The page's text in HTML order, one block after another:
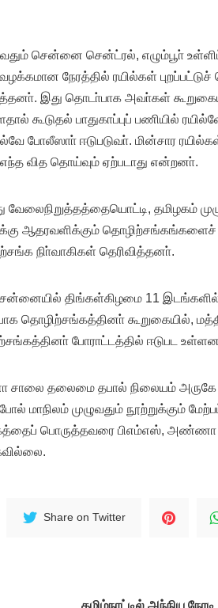
சென்னை சென்ட்ரல், எழும்பூா்
நேரத்தில் ரயில்கள்
இது தொடா்பாக அவா்கள்
கூடுதல் பாதுகாப்புப் பணியில் ரயில்வே
போலீஸாா் ஈடுபடுவா். மின்சார
வித தொய்வும் ஏற்படாது என்றனா்.
வேலைநிறுத்தத்தையொட்டி, தமிழகம்
ஆதரவளிக்கும்
நிா்வாகிகள் தெரிவித்தனா்.
திங்கள்கிழமை 11 இடங்களில்
தொழிற்சங்கத்தினா் கூறுகையில்,
போராட்டத்தில் ஈடுபட
தலைமை தபால் நிலையம் அருகே
மாநிலம் முழுவதும் நூற்றுக்கும்
பொருத்தவரை பிஎம்எஸ்,
Share on Twitter
தமிழ்நாட்டில் அந்நிய